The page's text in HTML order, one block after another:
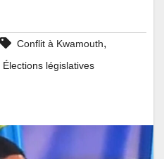
Conflit à Kwamouth,
Élections législatives